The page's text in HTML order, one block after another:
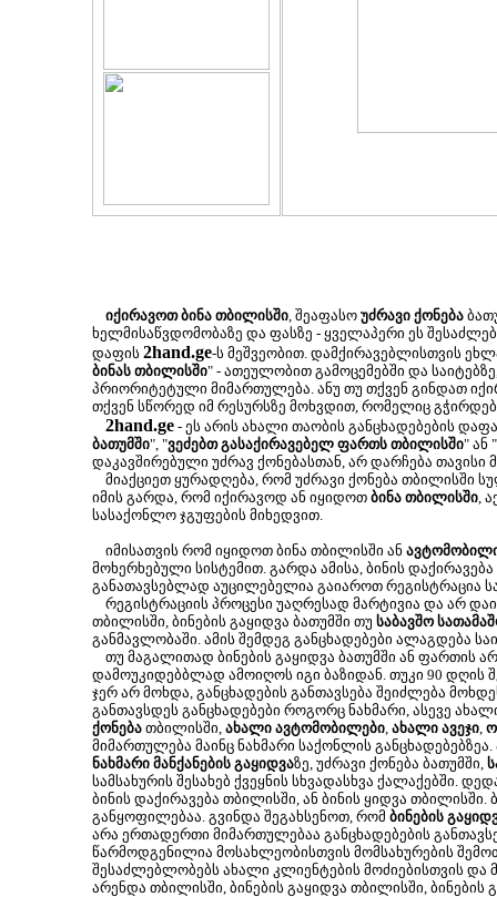
იქირავოთ ბინა თბილისში, შეაფასო უძრავი ქონება
ხელმისაწვდომობაზე და ფასზე - ყველაპერი ეს
დაფის 2hand.ge-ს მეშვეობით. დამქირავებლისთვის
ბინას თბილისში" - ათეულობით გამოცემებში და
პრიორიტეტული მიმართულება. ანუ თუ თქვენ გინდათ
თქვენ სწორედ იმ რესურსზე მოხვდით, რომელიც
2hand.ge - ეს არის ახალი თაობის განცხადებების
ბათუმში", "ვეძებთ გასაქირავებელ ფართს თბილისში" ან "
დაკავშირებული უძრავ ქონებასთან, არ დარჩება
მიაქციეთ ყურადღება, რომ უძრავი ქონება თბილისში
იმის გარდა, რომ იქირავოდ ან იყიდოთ ბინა თბილისში,
სასაქონლო ჯგუფების მიხედვით.
იმისათვის რომ იყიდოთ ბინა თბილისში ან
მოხერხებული სისტემით. გარდა ამისა, ბინის
განათავსებლად აუცილებელია გაიაროთ რეგისტრაცია
რეგისტრაციის პროცესი უაღრესად მარტივია და არ
თბილისში, ბინების გაყიდვა ბათუმში თუ საბავშო
განმავლობაში. ამის შემდეგ განცხადებები ალაგდება
თუ მაგალითად ბინების გაყიდვა ბათუმში ან ფართის
დამოუკიდებბლად ამოიღოს იგი ბაზიდან. თუკი 90 დღის
ჯერ არ მოხდა, განცხადების განთავსება შეიძლება
განთავსდეს განცხადებები როგორც ნახმარი, ასევე
ქონება თბილისში, ახალი ავტომობილები, ახალი ავეჯი,
მიმართულება მაინც ნახმარი საქონლის
ნახმარი მანქანების გაყიდვაზე, უძრავი ქონება ბათუმში,
სამსახურის შესახებ ქვეყნის სხვადასხვა ქალაქებში.
ბინის დაქირავება თბილისში, ან ბინის ყიდვა
განყოფილებაა. გვინდა შეგახსენოთ, რომ ბინების
არა ერთადერთი მიმართულებაა განცხადებების
წარმოდგენილია მოსახლეობისთვის მომსახურების
შესაძლებლობებს ახალი კლიენტების მოძიებისთვის და
არენდა თბილისში, ბინების გაყიდვა თბილისში, ბინების